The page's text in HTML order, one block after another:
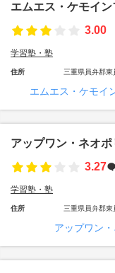
エムエス・ケモイ
3.00
学習塾・塾
住所 三重県員弁郡東
エムエス・ケモイ
アップワン・ネオポ
3.27
学習塾・塾
住所 三重県員弁郡東
アップワン